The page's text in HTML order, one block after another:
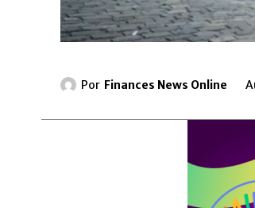
Por Finances News Online